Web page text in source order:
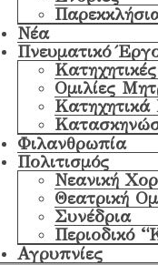
Νέα
Πνευματικό
Ομιλίες
Κατηχητικά
Φιλανθρωπία
Πολιτισμός
Νεανική
Θεατρική
Συνέδρια
Περιοδικό
Αγρυπνίες